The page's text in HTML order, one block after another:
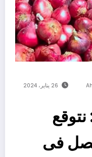
26 يناير، 2024
فى